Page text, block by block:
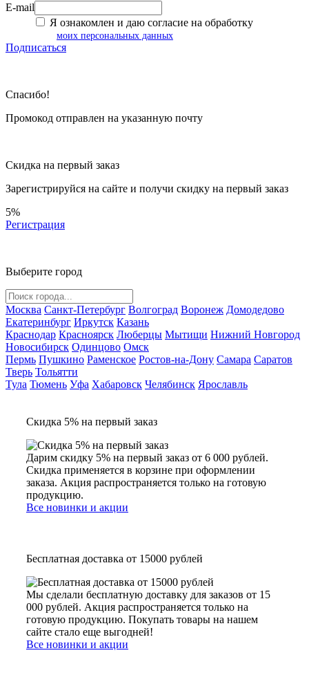
E-mail
Я ознакомлен и даю согласие на обработку
моих персональных данных
Подписаться
Спасибо!
Промокод отправлен на указанную почту
Скидка на первый заказ
Зарегистрируйся на сайте и получи скидку на первый заказ
5%
Регистрация
Выберите город
Москва Санкт-Петербург Волгоград Воронеж Домодедово
Екатеринбург Иркутск Казань
Краснодар Красноярск Люберцы Мытищи Нижний Новгород
Новосибирск Одинцово Омск
Пермь Пушкино Раменское Ростов-на-Дону Самара Саратов
Тверь Тольятти
Тула Тюмень Уфа Хабаровск Челябинск Ярославль
Скидка 5% на первый заказ
Дарим скидку 5% на первый заказ от 6 000 рублей.
Скидка применяется в корзине при оформлении
заказа. Акция распространяется только на готовую
продукцию.
Все новинки и акции
Бесплатная доставка от 15000 рублей
Мы сделали бесплатную доставку для заказов от 15
000 рублей. Акция распространяется только на
готовую продукцию. Покупать товары на нашем
сайте стало еще выгодней!
Все новинки и акции